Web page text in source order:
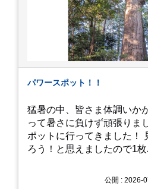
パワースポット！！
猛暑の中、皆さま体調いか
って暑さに負けず頑張りま
ポットに行ってきました！
ろう！と思えましたので1枚
公開 : 2026-